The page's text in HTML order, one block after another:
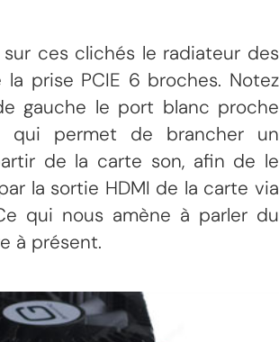
ces clichés le radiateur des
la prise PCIE 6 broches. Notez
gauche le port blanc proche
qui permet de brancher un
de la carte son, afin de le
la sortie HDMI de la carte via
qui nous amène à parler du
à présent.